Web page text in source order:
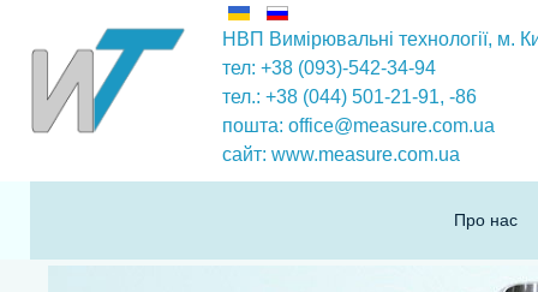
НВП Вимірювальні технології, м.
тел: +38 (093)-542-34-94
тел.: +38 (044) 501-21-91, -86
пошта: office@measure.com.ua
сайт: www.measure.com.ua
Про нас